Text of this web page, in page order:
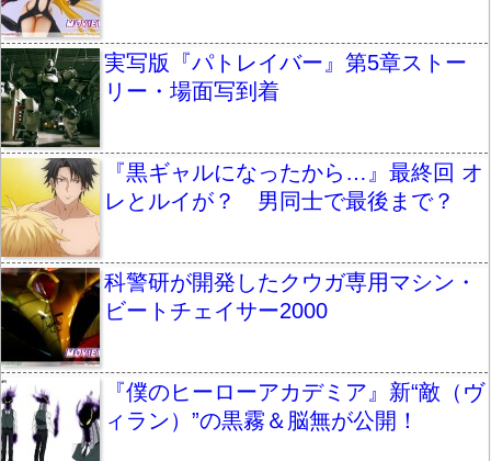
実写版『パトレイバー』第5章ストー
リー・場面写到着
『黒ギャルになったから…』最終回 オ
レとルイが？ 男同士で最後まで？
科警研が開発したクウガ専用マシン・
ビートチェイサー2000
『僕のヒーローアカデミア』新“敵（ヴ
ィラン）”の黒霧＆脳無が公開！